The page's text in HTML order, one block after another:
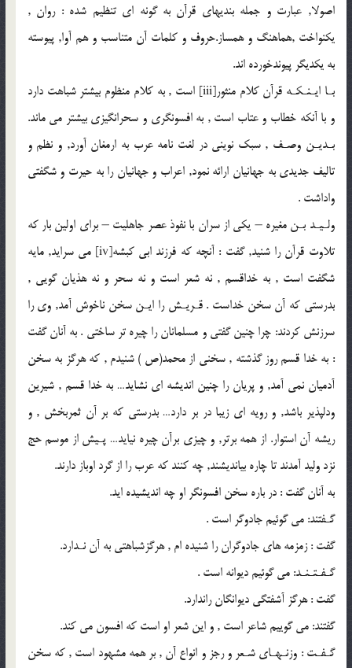
اصولا, عبارت و جمله بنديهاى قرآن به گونه اى تنظيم شده : روان ,
يكنواخت ,هماهنگ و همساز.حروف و كلمات آن متناسب و هم آوا, پيوسته
به يكديگر پيوندخورده اند.
بـا ايـنـكـه قرآن كلام منثور[iii] است , به كلام منظوم بيشتر شباهت دارد
و با آنكه خطاب و عتاب است , به افسونگرى و سحرانگيزى بيشتر مى ماند.
بـديـن وصـف , سبك نوينى در لغت نامه عرب به ارمغان آورد, و نظم و
تاليف جديدى به جهانيان ارائه نمود, اعراب و جهانيان را به حيرت و شگفتى
واداشت .
ولـيـد بـن مغيره – يكى از سران با نفوذ عصر جاهليت – براى اولين بار كه
تلاوت قرآن را شنيد, گفت : آنچه كه فرزند ابى كبشه[iv] مى سرايد, مايه
شگفت است , به خداقسم , نه شعر است و نه سحر و نه هذيان گويى ,
بدرستى كه آن سخن خداست . قـريـش را ايـن سخن ناخوش آمد, وى را
سرزنش كردند: چرا چنين گفتى و مسلمانان را چيره تر ساختى . به آنان گفت
: به خدا قسم روز گذشته , سخنى از محمد(ص ) شنيدم , كه هرگز به سخن
آدميان نمى آمد, و پريان را چنين انديشه اى نشايد… به خدا قسم , شيرين
ودلپذير باشد, و رويه اى زيبا در بر دارد… بدرستى كه بر آن ثمربخش , و
ريشه آن استوار. از همه برتر, و چيزى برآن چيره نيايد… پـيش از موسم حج
نزد وليد آمدند تا چاره بيانديشند, چه كنند كه عرب را از گرد اوباز دارند.
به آنان گفت : در باره سخن افسونگر او چه انديشيده ايد.
گـفتند: مى گوئيم جادوگر است .
گفت : زمزمه هاى جادوگران را شنيده ام , هرگزشباهتى به آن نـدارد.
گـفـتـنـد: مى گوئيم ديوانه است .
گفت : هرگز آشفتگى ديوانگان راندارد.
گفتند: مى گوييم شاعر است , و اين شعر او است كه افسون مى كند.
گـفـت : وزنـهـاى شـعر و رجز و انواع آن , بر همه مشهود است , كه سخن